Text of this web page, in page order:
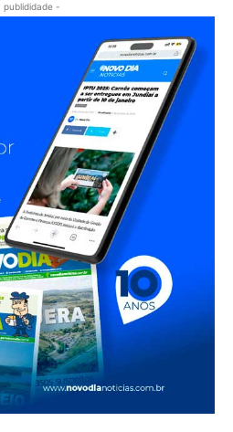
publididade -